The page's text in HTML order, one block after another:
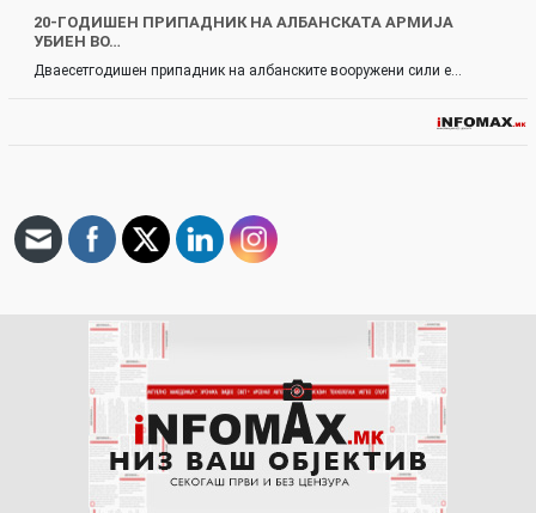
20-ГОДИШЕН ПРИПАДНИК НА АЛБАНСКАТА АРМИЈА
УБИЕН ВО…
Дваесетгодишен припадник на албанските вооружени сили е…